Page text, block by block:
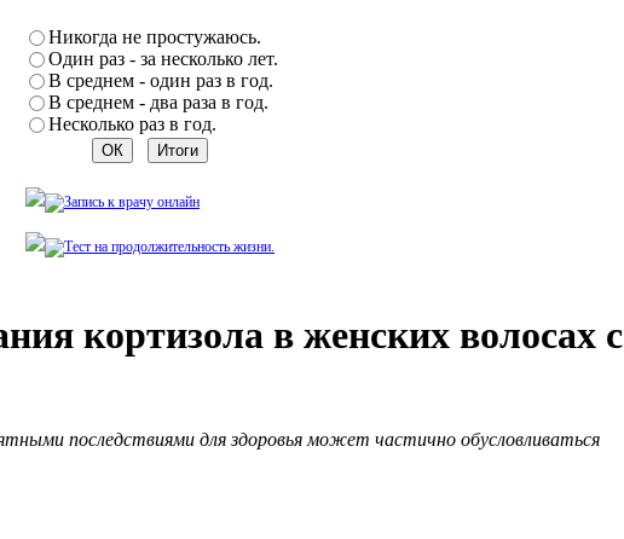
Никогда не простужаюсь.
Один раз - за несколько лет.
В среднем - один раз в год.
В среднем - два раза в год.
Несколько раз в год.
кортизола в женских волосах с
последствиями для здоровья может частично обусловливаться